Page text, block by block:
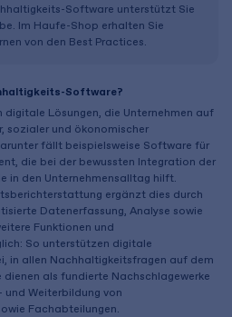
Software unterstützt Sie
Im Haufe-Shop erhalten Sie
von den Best Practices.
Software?
digitale Lösungen, die Unternehmen auf
sozialer und ökonomischer
fällt beispielsweise Software für
die bei der bewussten Integration der
in den Unternehmensalltag hilft.
ergänzt dies durch
Datenerfassung, Analyse sowie
Funktionen und
So unterstützen digitale
in allen Nachhaltigkeitsfragen auf dem
als fundierte Nachschlagewerke
und Weiterbildung von
Fachabteilungen.